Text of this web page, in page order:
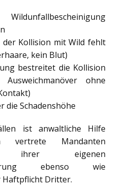
der Kollision mit Wild fehlt
kein Blut)
bestreitet die Kollision
ohne
die Schadenshöhe
ist anwaltliche Hilfe
vertrete Mandanten
ihrer eigenen
ebenso wie
Haftpflicht Dritter.